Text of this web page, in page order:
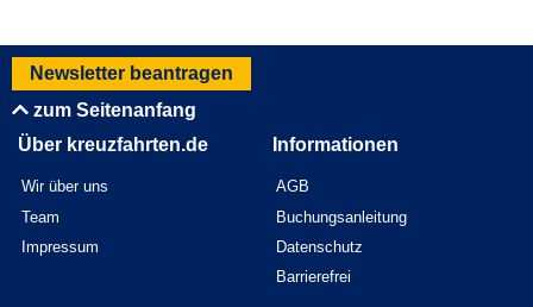
Newsletter beantragen
zum Seitenanfang
Über kreuzfahrten.de
Wir über uns
Team
Impressum
Informationen
AGB
Buchungsanleitung
Datenschutz
Barrierefrei